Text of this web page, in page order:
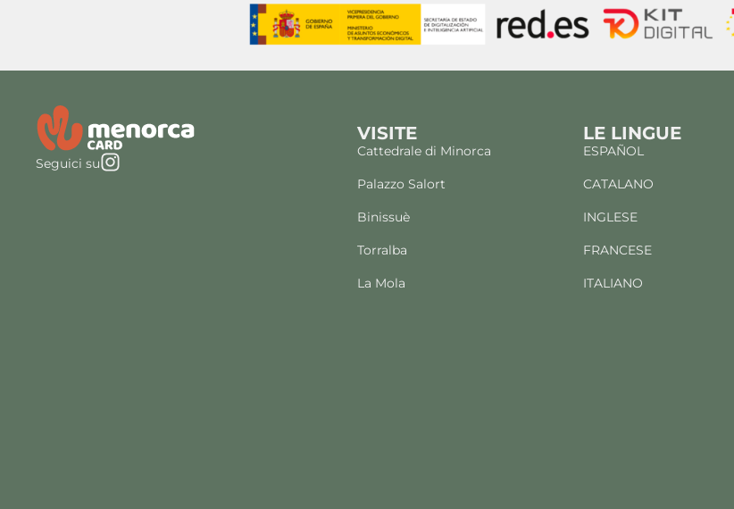
Seguici su
VISITE
Cattedrale di Minorca
Palazzo Salort
Binissuè
Torralba
La Mola
LE LINGUE
ESPAÑOL
CATALANO
INGLESE
FRANCESE
ITALIANO